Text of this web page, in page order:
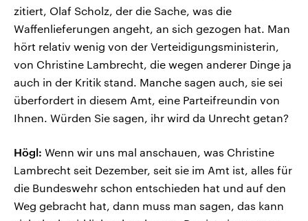
zitiert, Olaf Scholz, der die Sache, was die
Waffenlieferungen angeht, an sich gezogen hat. Man
hört relativ wenig von der Verteidigungsministerin,
von Christine Lambrecht, die wegen anderer Dinge ja
auch in der Kritik stand. Manche sagen auch, sie sei
überfordert in diesem Amt, eine Parteifreundin von
Ihnen. Würden Sie sagen, ihr wird da Unrecht getan?
Högl: Wenn wir uns mal anschauen, was Christine
Lambrecht seit Dezember, seit sie im Amt ist, alles für
die Bundeswehr schon entschieden hat und auf den
Weg gebracht hat, dann muss man sagen, das kann